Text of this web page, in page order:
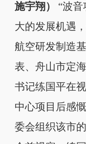
施宇翔）
“波
大的发展机遇
航空研发制造
表、舟山市定
书记练国平在
中心项目后感
委会组织该市